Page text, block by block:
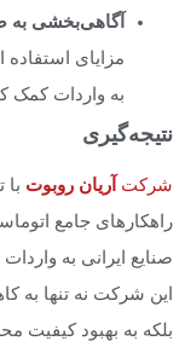
آگاهی‌بخشی به
مزایای
به واردات کمک
نتیجه‌گیری
شرکت آریان روبوت
راهکارهای جامع
صنایع ایرانی به
این شرکت نه تنها به
بلکه به بهبود کیفیت